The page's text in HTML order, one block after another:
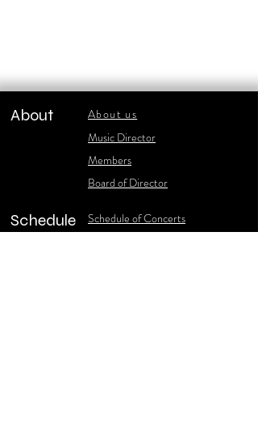
About
About us
​Music Director
​Members
Board of Director
Schedule
Schedule of Concerts